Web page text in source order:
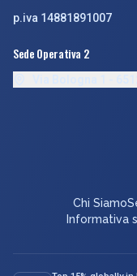
p.iva 14881891007
Sede Operativa 2
Chi Siamo
Informativa